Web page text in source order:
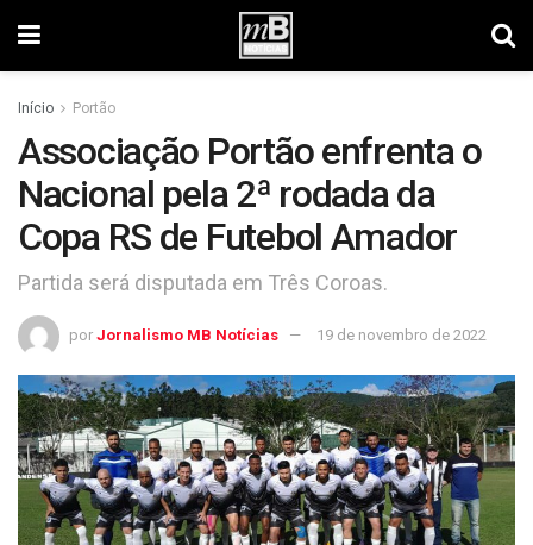
Início Portão
Associação Portão enfrenta o
Nacional pela 2ª rodada da
Copa RS de Futebol Amador
Partida será disputada em Três Coroas.
por Jornalismo MB Notícias 19 de novembro de 2022